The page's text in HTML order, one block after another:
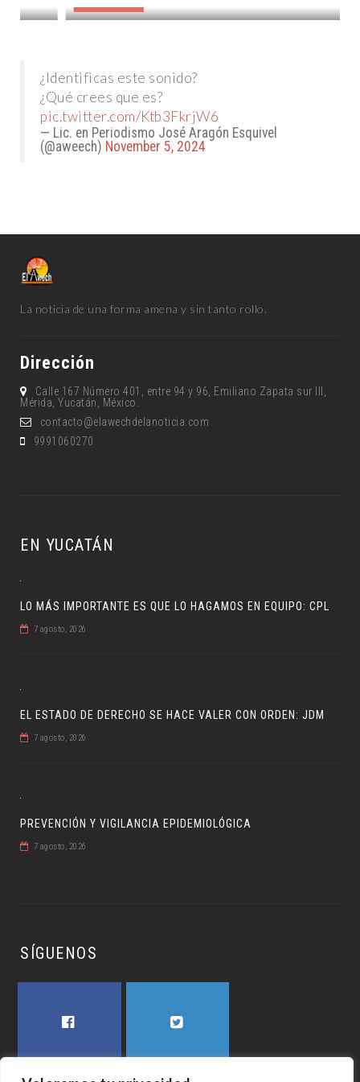
¿Identificas este sonido?
¿Qué crees que es?
pic.twitter.com/Ktb3FkrjW6
— Lic. en Periodismo José Aragón Esquivel
(@aweech) November 5, 2024
La noticia de una forma amena y sin tanto rollo.
Dirección
Calle 167 Número 401, entre 94 y 96, Emiliano Zapata sur lll,
Mérida, Yucatán, México.
contacto@elawechdelanoticia.com
9991060270
EN YUCATÁN
LO MÁS IMPORTANTE ES QUE LO HAGAMOS EN EQUIPO: CPL
7 agosto, 2026
EL ESTADO DE DERECHO SE HACE VALER CON ORDEN: JDM
7 agosto, 2026
PREVENCIÓN Y VIGILANCIA EPIDEMIOLÓGICA
7 agosto, 2026
SÍGUENOS